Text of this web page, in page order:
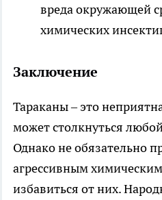
вреда окружающей
химических
Заключение
Тараканы – это
может столкнуться
Однако не обязательно
агрессивным
избавиться от них.